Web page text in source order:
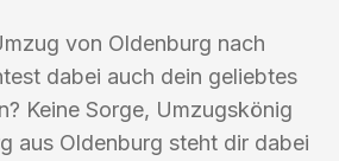
von Oldenburg nach
dabei auch dein geliebtes
Keine Sorge, Umzugskönig
aus Oldenburg steht dir dabei